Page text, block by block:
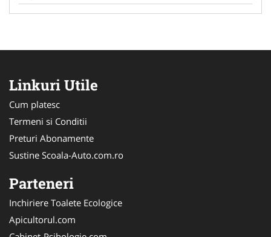
Linkuri Utile
Cum platesc
Termeni si Conditii
Preturi Abonamente
Sustine Scoala-Auto.com.ro
Parteneri
Inchiriere Toalete Ecologice
Apicultorul.com